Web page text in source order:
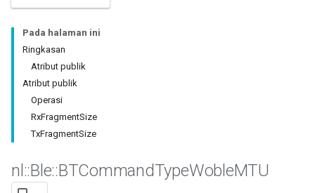
Pada halaman ini
Ringkasan
Atribut publik
Atribut publik
Operasi
RxFragmentSize
TxFragmentSize
nl ::Ble::BTCommandTypeWobleMTU